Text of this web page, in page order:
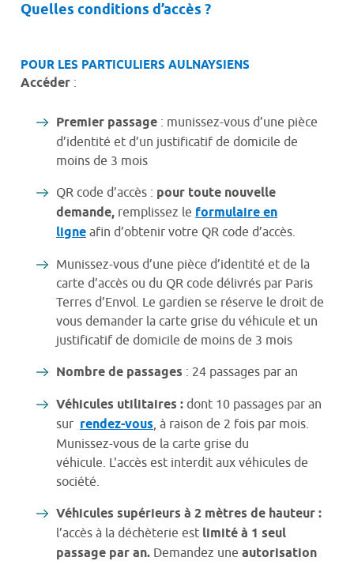
Quelles conditions d’accès ?
POUR LES PARTICULIERS AULNAYSIENS
Accéder :
Premier passage : munissez-vous d’une pièce
d’identité et d’un justificatif de domicile de
moins de 3 mois
QR code d’accès : pour toute nouvelle
demande, remplissez le formulaire en
ligne afin d’obtenir votre QR code d’accès.
Munissez-vous d’une pièce d’identité et de la
carte d’accès ou du QR code délivrés par Paris
Terres d’Envol. Le gardien se réserve le droit de
vous demander la carte grise du véhicule et un
justificatif de domicile de moins de 3 mois
Nombre de passages : 24 passages par an
Véhicules utilitaires : dont 10 passages par an
sur rendez-vous, à raison de 2 fois par mois.
Munissez-vous de la carte grise du
véhicule. L'accès est interdit aux véhicules de
société.
Véhicules supérieurs à 2 mètres de hauteur :
l’accès à la déchèterie est limité à 1 seul
passage par an. Demandez une autorisation